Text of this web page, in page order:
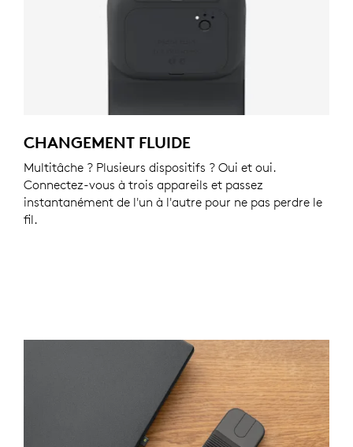
CHANGEMENT FLUIDE
Multitâche ? Plusieurs dispositifs ? Oui et oui.
Connectez-vous à trois appareils et passez
instantanément de l'un à l'autre pour ne pas perdre le
fil.